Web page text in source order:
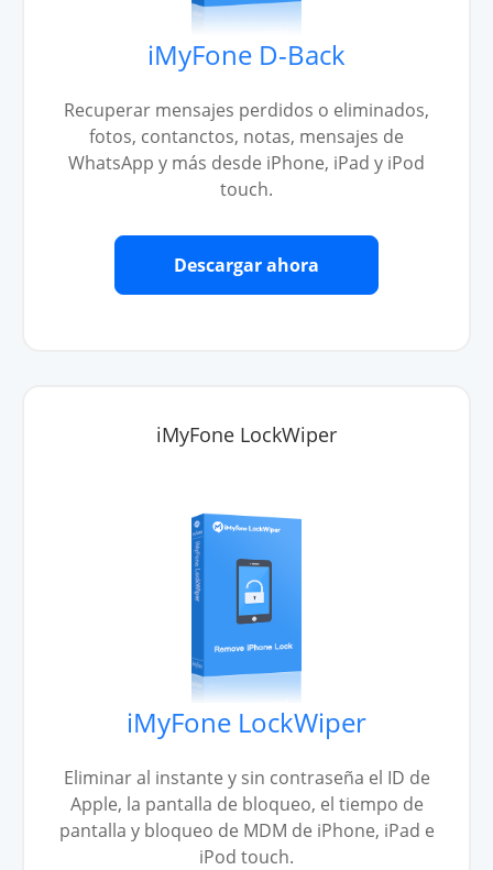
iMyFone D-Back
Recuperar mensajes perdidos o eliminados,
fotos, contanctos, notas, mensajes de
WhatsApp y más desde iPhone, iPad y iPod
touch.
Descargar ahora
iMyFone LockWiper
iMyFone LockWiper
Eliminar al instante y sin contraseña el ID de
Apple, la pantalla de bloqueo, el tiempo de
pantalla y bloqueo de MDM de iPhone, iPad e
iPod touch.